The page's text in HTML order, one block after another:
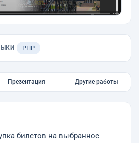
PHP
Презентация Другие работы
билетов на выбранное